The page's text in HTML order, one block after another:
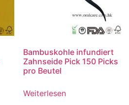
Bambuskohle infundiert
Zahnseide Pick 150 Picks
pro Beutel
Weiterlesen